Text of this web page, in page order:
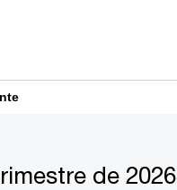
de 2026